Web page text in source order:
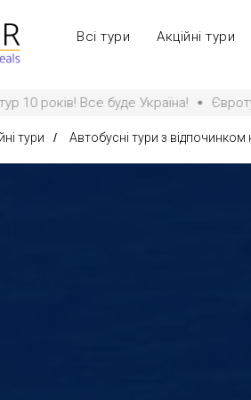
Всі тури Акційні тури
буде Україна! Євротур 10 років!
тури / Автобусні тури з відпочинком